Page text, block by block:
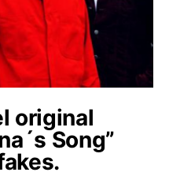
original
Song”